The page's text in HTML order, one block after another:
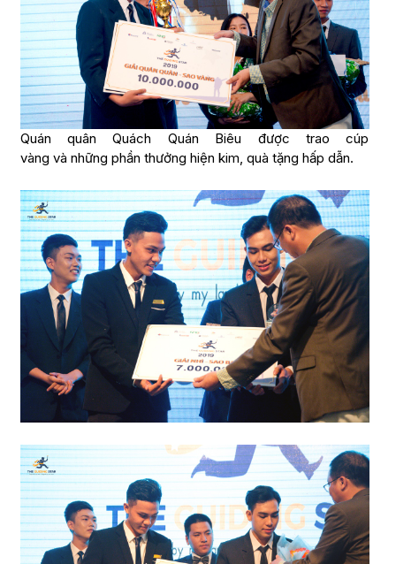
Quán quân Quách Quán Biêu được trao cúp
vàng và những phần thưởng hiện kim, quà tặng hấp dẫn.